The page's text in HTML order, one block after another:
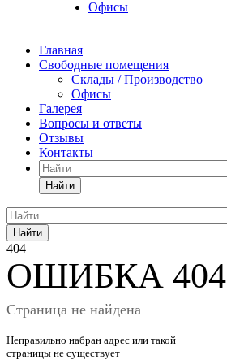
Офисы
Главная
Свободные помещения
Склады / Производство
Офисы
Галерея
Вопросы и ответы
Отзывы
Контакты
Найти
Найти
404
ОШИБКА 404
Страница не найдена
Неправильно набран адрес или такой
страницы не существует